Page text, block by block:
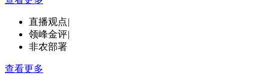
直播观点|
领峰金评|
非农部署
查看更多